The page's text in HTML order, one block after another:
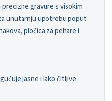
gravure s visokim
unutarnju upotrebu poput
pločica za pehare i
jasne i lako čitljive